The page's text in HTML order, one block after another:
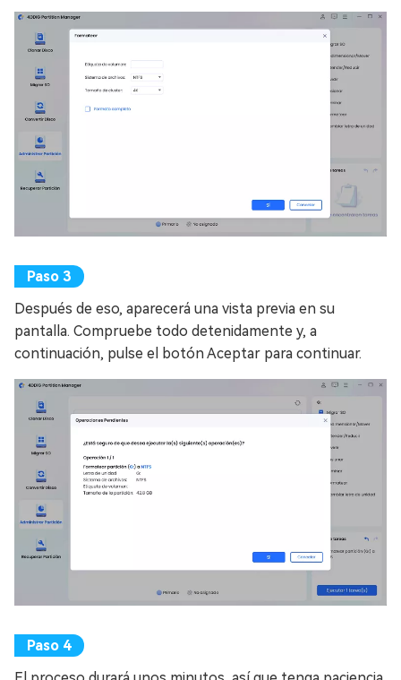
Después de eso, aparecerá una vista previa en su
pantalla. Compruebe todo detenidamente y, a
continuación, pulse el botón Aceptar para continuar.